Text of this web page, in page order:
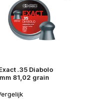
.35 Diabolo
81,02 grain